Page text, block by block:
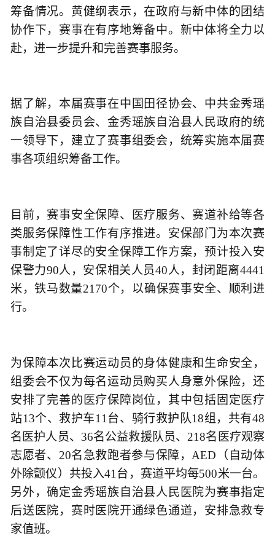
筹备情况。黄健纲表示，在政府与新中体的团结
协作下，赛事在有序地筹备中。新中体将全力以
赴，进一步提升和完善赛事服务。
据了解，本届赛事在中国田径协会、中共金秀瑶
族自治县委员会、金秀瑶族自治县人民政府的统
一领导下，建立了赛事组委会，统筹实施本届赛
事各项组织筹备工作。
目前，赛事安全保障、医疗服务、赛道补给等各
类服务保障性工作有序推进。安保部门为本次赛
事制定了详尽的安全保障工作方案，预计投入安
保警力90人，安保相关人员40人，封闭距离4441
米，铁马数量2170个，以确保赛事安全、顺利进
行。
为保障本次比赛运动员的身体健康和生命安全，
组委会不仅为每名运动员购买人身意外保险，还
安排了完善的医疗保障岗位，其中包括固定医疗
站13个、救护车11台、骑行救护队18组，共有48
名医护人员、36名公益救援队员、218名医疗观察
志愿者、20名急救跑者参与保障，AED（自动体
外除颤仪）共投入41台，赛道平均每500米一台。
另外，确定金秀瑶族自治县人民医院为赛事指定
后送医院，赛时医院开通绿色通道，安排急救专
家值班。